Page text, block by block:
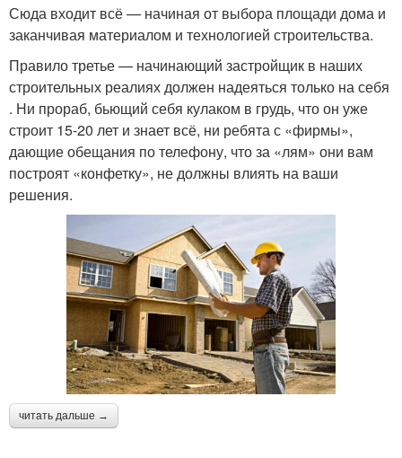
Сюда входит всё — начиная от выбора площади дома и
заканчивая материалом и технологией строительства.
Правило третье — начинающий застройщик в наших
строительных реалиях должен надеяться только на себя
. Ни прораб, бьющий себя кулаком в грудь, что он уже
строит 15-20 лет и знает всё, ни ребята с «фирмы»,
дающие обещания по телефону, что за «лям» они вам
построят «конфетку», не должны влиять на ваши
решения.
читать дальше →